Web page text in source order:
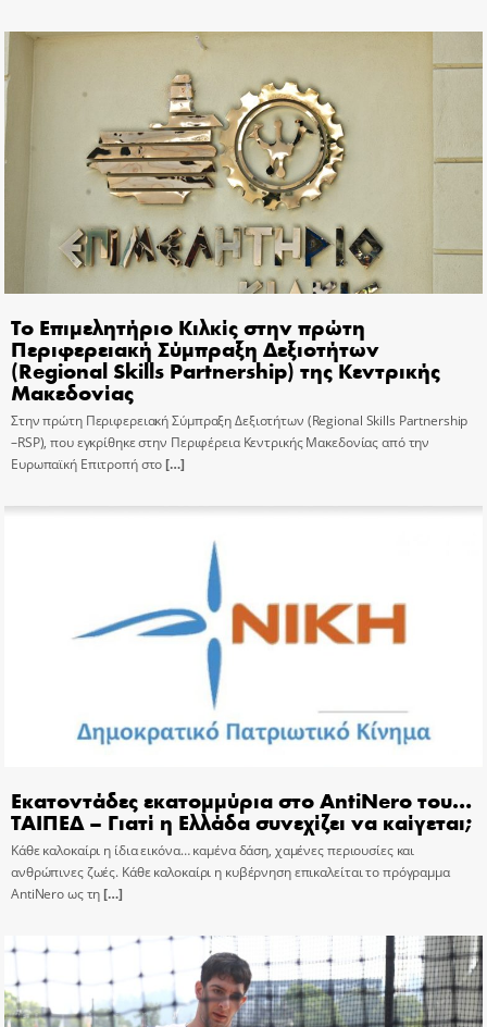
Το Επιμελητήριο Κιλκίς στην πρώτη
Περιφερειακή Σύμπραξη Δεξιοτήτων
(Regional Skills Partnership) της Κεντρικής
Μακεδονίας
Στην πρώτη Περιφερειακή Σύμπραξη Δεξιοτήτων (Regional Skills Partnership
–RSP), που εγκρίθηκε στην Περιφέρεια Κεντρικής Μακεδονίας από την
Ευρωπαϊκή Επιτροπή στο[…]
Εκατοντάδες εκατομμύρια στο AntiNero του…
ΤΑΙΠΕΔ – Γιατί η Ελλάδα συνεχίζει να καίγεται;
Κάθε καλοκαίρι η ίδια εικόνα… καμένα δάση, χαμένες περιουσίες και
ανθρώπινες ζωές. Κάθε καλοκαίρι η κυβέρνηση επικαλείται το πρόγραμμα
AntiNero ως τη[…]